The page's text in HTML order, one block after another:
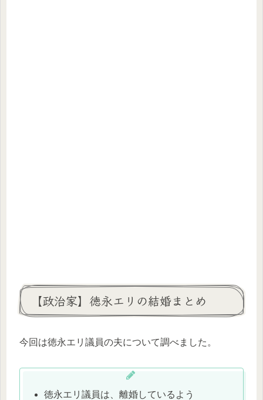
【政治家】徳永エリの結婚まとめ
今回は徳永エリ議員の夫について調べました。
徳永エリ議員は、離婚しているよう